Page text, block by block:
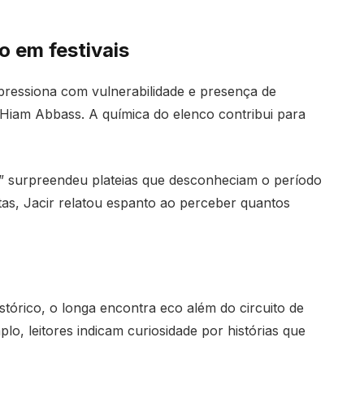
em festivais
com vulnerabilidade e presença de
Abbass. A química do elenco contribui para
surpreendeu plateias que desconheciam o período
Jacir relatou espanto ao perceber quantos
o longa encontra eco além do circuito de
leitores indicam curiosidade por histórias que